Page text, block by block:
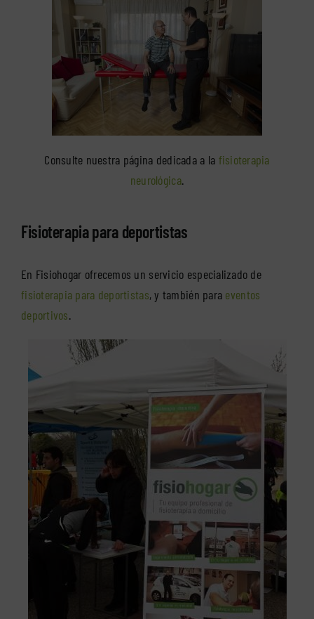
Consulte nuestra página dedicada a la fisioterapia
neurológica.
Fisioterapia para deportistas
En Fisiohogar ofrecemos un servicio especializado de
fisioterapia para deportistas, y también para eventos
deportivos.